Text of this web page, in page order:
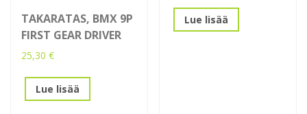
TAKARATAS, BMX 9P
FIRST GEAR DRIVER
25,30 €
Lue lisää
Lue lisää